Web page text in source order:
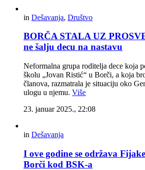
in Dešavanja, Društvo
BORČA STALA UZ
ne šalju decu na nastavu
Neformalna grupa roditelja dece koja
školu „Jovan Ristić“ u Borči, a koja
članova, razmatrala je situaciju oko
ulogu u njemu. Više
23. januar 2025., 22:08
in Dešavanja
I ove godine se održava
Borči kod BSK-a